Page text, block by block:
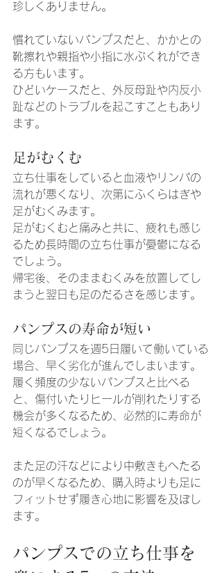
珍しくありません。
慣れていないパンプスだと、かかとの
靴擦れや親指や小指に水ぶくれができ
る方もいます。
ひどいケースだと、外反母趾や内反小
趾などのトラブルを起こすこともあり
ます。
足がむくむ
立ち仕事をしていると血液やリンパの
流れが悪くなり、次第にふくらはぎや
足がむくみます。
足がむくむと痛みと共に、疲れも感じ
るため長時間の立ち仕事が憂鬱になる
でしょう。
帰宅後、そのままむくみを放置してし
まうと翌日も足のだるさを感じます。
パンプスの寿命が短い
同じパンプスを週5日履いて働いている
場合、早く劣化が進んでしまいます。
履く頻度の少ないパンプスと比べる
と、傷付いたりヒールが削れたりする
機会が多くなるため、必然的に寿命が
短くなるでしょう。
また足の汗などにより中敷きもへたる
のが早くなるため、購入時よりも足に
フィットせず履き心地に影響を及ぼし
ます。
パンプスでの立ち仕事を